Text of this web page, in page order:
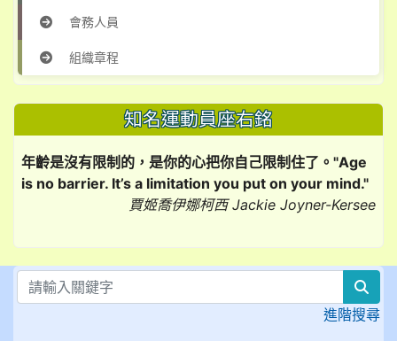
會務人員
組織章程
知名運動員座右銘
年齡是沒有限制的，是你的心把你自己限制住了。"Age
is no barrier. It’s a limitation you put on your mind."
賈姬喬伊娜柯西 Jackie Joyner-Kersee
進階搜尋